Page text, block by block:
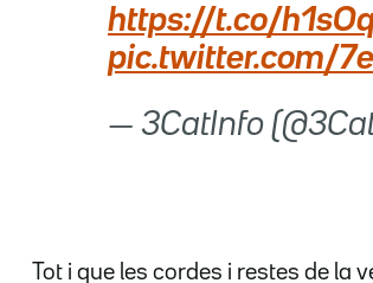
https://t.co/
pic.twitter.com/
— 3CatInfo
Tot i que les cordes i restes de